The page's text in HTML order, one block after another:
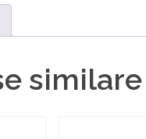
similare